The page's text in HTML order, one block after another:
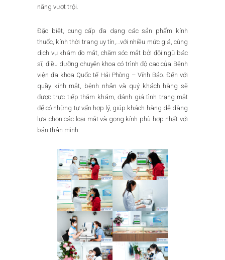
năng vượt trội.
Đặc biệt, cung cấp đa dạng các sản phẩm kính
thuốc, kính thời trang uy tín,…với nhiều mức giá, cùng
dịch vụ khám đo mắt, chăm sóc mắt bởi đội ngũ bác
sĩ, điều dưỡng chuyên khoa có trình độ cao của Bệnh
viện đa khoa Quốc tế Hải Phòng – Vĩnh Bảo. Đến với
quầy kính mắt, bệnh nhân và quý khách hàng sẽ
được trực tiếp thăm khám, đánh giá tình trạng mắt
để có những tư vấn hợp lý, giúp khách hàng dễ dàng
lựa chọn các loại mắt và gọng kính phù hợp nhất với
bản thân mình.